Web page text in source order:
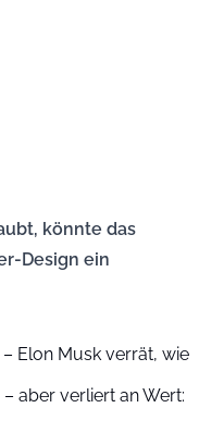
könnte das
Design ein
Elon Musk verrät, wie
aber verliert an Wert: